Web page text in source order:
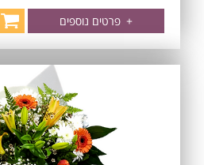
+ פרטים נוספים